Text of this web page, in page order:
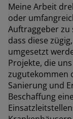
Meine Arbeit
oder
Auftraggeber
dass diese
umgesetzt
Projekte, die
zugutekommen
Sanierung und
Beschaffung